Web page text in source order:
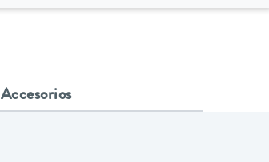
Accesorios